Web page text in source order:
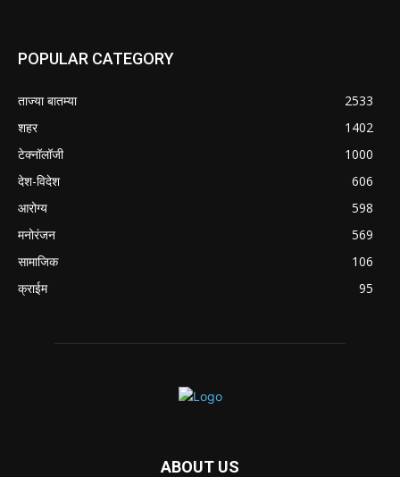
POPULAR CATEGORY
ताज्या बातम्या
2533
शहर
1402
टेक्नॉलॉजी
1000
देश-विदेश
606
आरोग्य
598
मनोरंजन
569
सामाजिक
106
क्राईम
95
ABOUT US